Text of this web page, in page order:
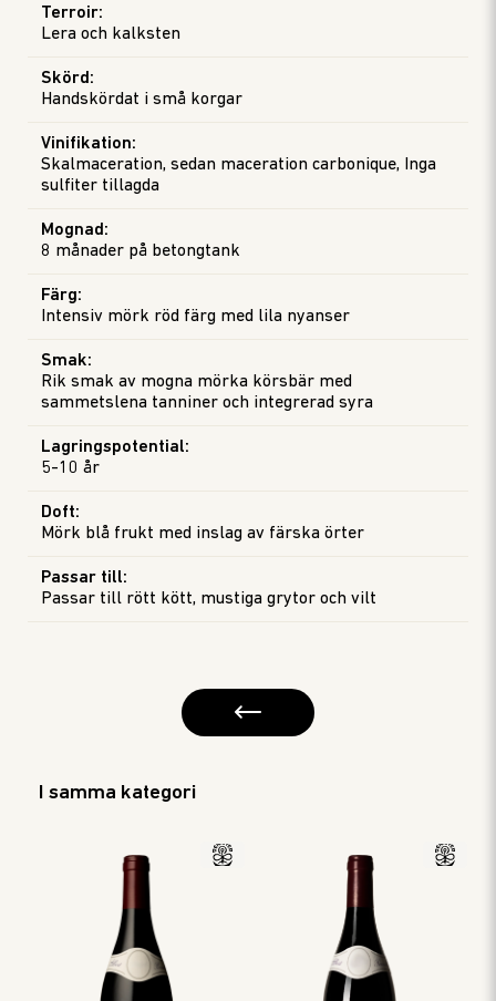
Terroir:
Lera och kalksten
Skörd :
Handskördat i små korgar
Vinifikation:
Skalmaceration, sedan maceration carbonique, Inga
sulfiter tillagda
Mognad :
8 månader på betongtank
Färg:
Intensiv mörk röd färg med lila nyanser
Doft:
Mörk blå frukt med inslag av färska örter
Smak:
Rik smak av mogna mörka körsbär med
sammetslena tanniner och integrerad syra
Passar till:
Passar till rött kött, mustiga grytor och vilt
Lagringspotential:
5-10 år
I samma kategori